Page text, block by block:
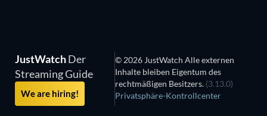
JustWatchDer
Streaming Guide
We are hiring!
© 2026 JustWatch Alle externen
Inhalte bleiben Eigentum des
rechtmäßigen Besitzers. (3.13.0)
Privatsphäre-Kontrollcenter